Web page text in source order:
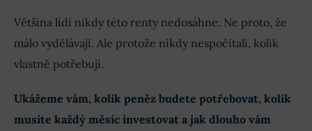
Většina lidí nikdy této renty nedosáhne. Ne proto, že
málo vydělávají. Ale protože nikdy nespočítali, kolik
vlastně potřebují.
Ukážeme vám, kolik peněz budete potřebovat, kolik
musíte každý měsíc investovat a jak dlouho vám